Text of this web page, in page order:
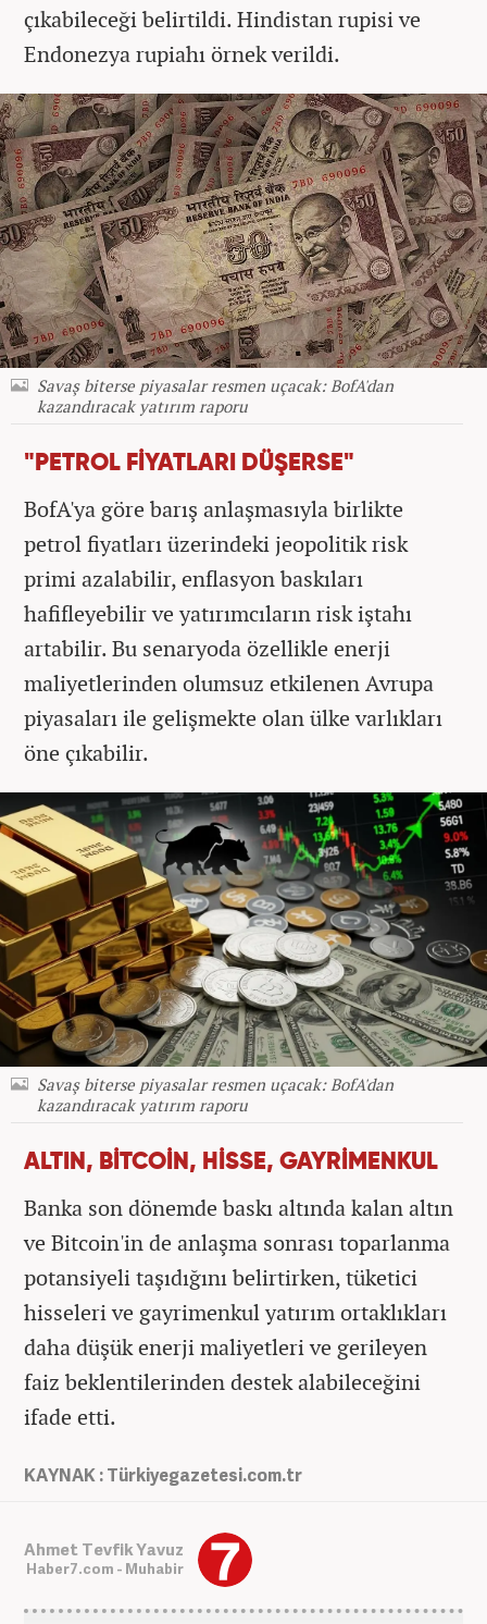
çıkabileceği belirtildi. Hindistan rupisi ve
Endonezya rupiahı örnek verildi.
Savaş biterse piyasalar resmen uçacak: BofA'dan
kazandıracak yatırım raporu
"PETROL FİYATLARI DÜŞERSE"
BofA'ya göre barış anlaşmasıyla birlikte
petrol fiyatları üzerindeki jeopolitik risk
primi azalabilir, enflasyon baskıları
hafifleyebilir ve yatırımcıların risk iştahı
artabilir. Bu senaryoda özellikle enerji
maliyetlerinden olumsuz etkilenen Avrupa
piyasaları ile gelişmekte olan ülke varlıkları
öne çıkabilir.
Savaş biterse piyasalar resmen uçacak: BofA'dan
kazandıracak yatırım raporu
ALTIN, BİTCOİN, HİSSE, GAYRİMENKUL
Banka son dönemde baskı altında kalan altın
ve Bitcoin'in de anlaşma sonrası toparlanma
potansiyeli taşıdığını belirtirken, tüketici
hisseleri ve gayrimenkul yatırım ortaklıkları
daha düşük enerji maliyetleri ve gerileyen
faiz beklentilerinden destek alabileceğini
ifade etti.
KAYNAK : Türkiyegazetesi.com.tr
Ahmet Tevfik Yavuz
Haber7.com - Muhabir